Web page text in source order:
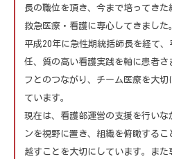
長の職位を頂き、今まで培ってき
救急医療・看護に専心してきました
平成20年に急性期統括師長を経て
任、質の高い看護実践を軸に患者さ
フとのつながり、チーム医療を大
ています。
現在は、看護部運営の支援を行いな
ンを視野に置き、組織を俯瞰する
越すことを大切にしています。ま